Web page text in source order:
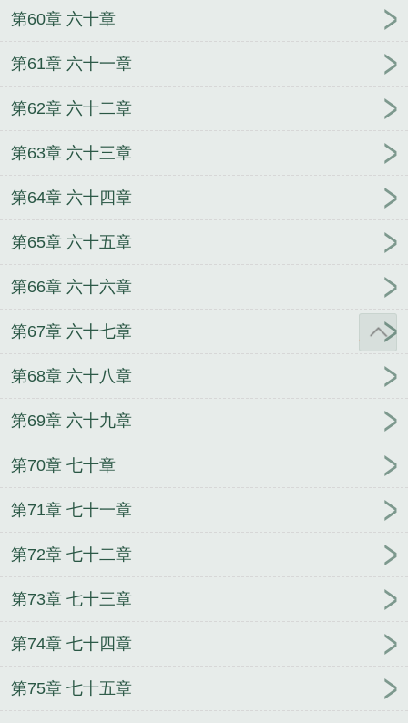
第60章 六十章
第61章 六十一章
第62章 六十二章
第63章 六十三章
第64章 六十四章
第65章 六十五章
第66章 六十六章
第67章 六十七章
第68章 六十八章
第69章 六十九章
第70章 七十章
第71章 七十一章
第72章 七十二章
第73章 七十三章
第74章 七十四章
第75章 七十五章